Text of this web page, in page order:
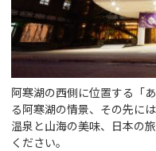
阿寒湖の西側に位置する「
る阿寒湖の情景、その先に
温泉と山海の美味、日本の
ください。